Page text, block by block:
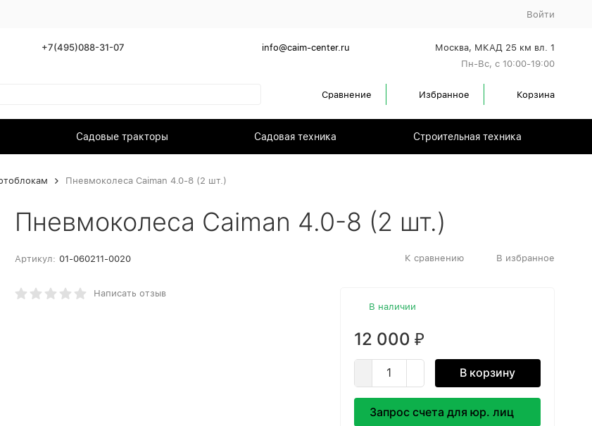
Войти
+7(495)088-31-07 info@caim-center.ru
Москва, МКАД 25 км вл. 1
Пн-Вс, с 10:00-19:00
Сравнение Избранное Корзина
Садовые тракторы Садовая техника Строительная техника
Пневмоколеса Caiman 4.0-8 (2 шт.)
Пневмоколеса Caiman 4.0-8 (2 шт.)
Артикул: 01-060211-0020 К сравнению В избранное
Написать отзыв
В наличии
12 000 ₽
В корзину
Запрос счета для юр. лиц